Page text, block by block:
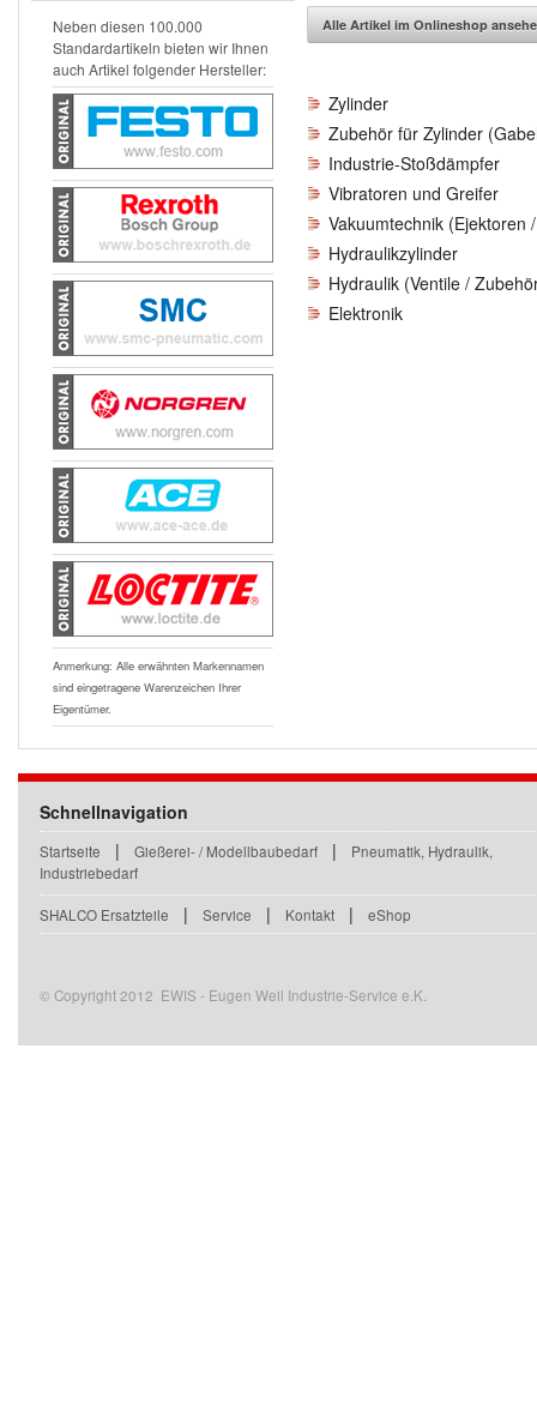
Neben diesen 100.000
Standardartikeln bieten wir Ihnen
auch Artikel folgender Hersteller:
Anmerkung: Alle erwähnten Markennamen
sind eingetragene Warenzeichen Ihrer
Eigentümer.
Alle Artikel im Onlineshop
Zylinder
Zubehör für Zylinder
Industrie-Stoßdämpfer
Vibratoren und Greifer
Vakuumtechnik (Ejektoren
Hydraulikzylinder
Hydraulik (Ventile /
Elektronik
Schnellnavigation
Startseite | Gießerei- / Modellbaubedarf | Pneumatik, Hydraulik,
Industriebedarf
SHALCO Ersatzteile | Service | Kontakt | eShop
© Copyright 2012 EWIS - Eugen Weil Industrie-Service e.K.